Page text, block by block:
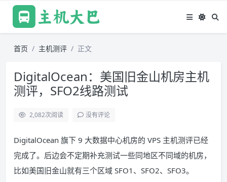
首页 主机测评 正文
DigitalOcean：美国旧金山机房主机
测评，SFO2线路测试
2,082次阅读 没有评论
DigitalOcean 旗下 9 大数据中心机房的 VPS 主机测评已经
完成了。后边会不定期补充测试一些同地区不同域的机房，
比如美国旧金山就有三个区域 SFO1、SFO2、SFO3。